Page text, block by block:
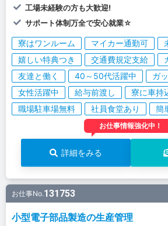
工場未経験の方も大歓迎!
サポート体制万全で安心就業☆
寮はワンルーム マイカー通勤可
嬉しい特典つき
交通費規定支給
友達と働く
40～50代活躍中
ガ
女性活躍中
給与前渡し
寮に車持
職場駐車場無料
社員食堂あり 簡
お仕事情報強化中！
詳細をみる
お仕事No.131753
小型電子部品製造の生産管理